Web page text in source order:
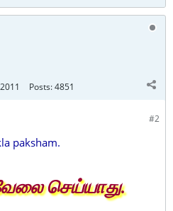
Posts:4851
#2
paksham.
செய்யாது.